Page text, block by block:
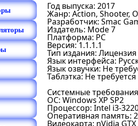
Год выпуска: 2017
Жанр: Action, Shooter,
Разработчик: Smac
Издатель: Mode 7
Платформа: PC
Версия: 1.1.1.1
Тип издания: Лицензия
Язык интерфейса:
Язык озвучки: Не
Таблэтка: Не требуется
Cистемные
ОС: Windows XP SP2
Процессор: Intel i3-
Оперативная память:
Видеокарта: nVidia